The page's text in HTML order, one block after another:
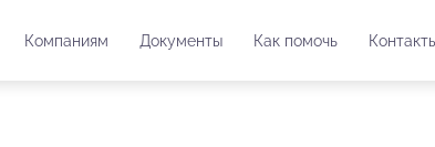
Компаниям Документы Как помочь